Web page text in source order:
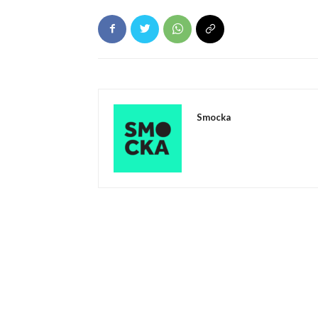
Smocka